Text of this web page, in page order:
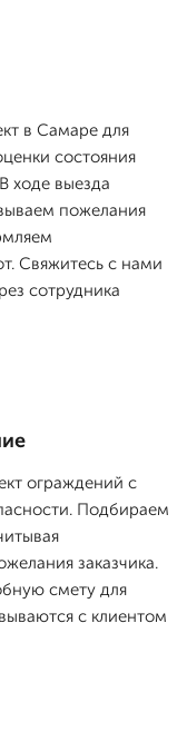
в Самаре для
состояния
ходе выезда
пожелания
Свяжитесь с нами
сотрудника
ограждений с
Подбираем
заказчика.
смету для
с клиентом